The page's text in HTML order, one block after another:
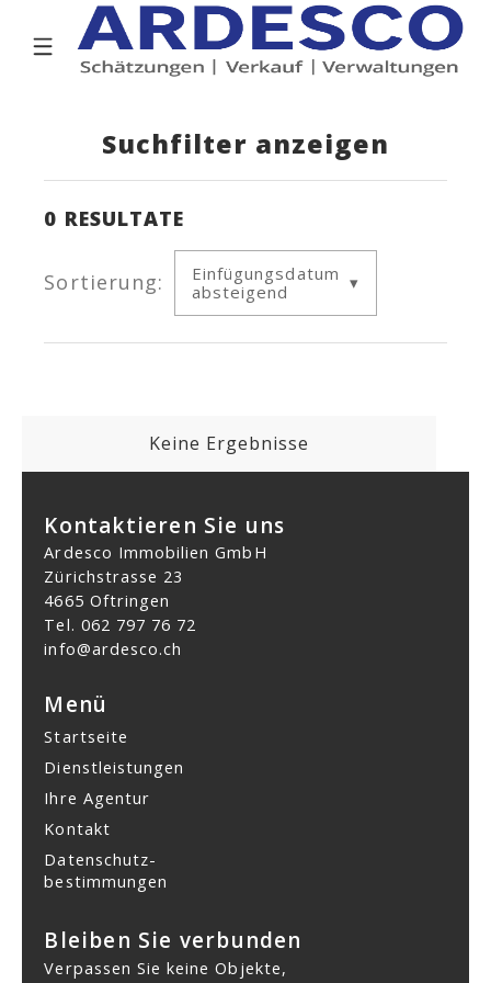
Suchfilter anzeigen
0 RESULTATE
Sortierung:
Einfügungsdatum
absteigend
Keine Ergebnisse
Kontaktieren Sie uns
Ardesco Immobilien GmbH
Zürichstrasse 23
4665 Oftringen
Tel. 062 797 76 72
info@ardesco.ch
Menü
Startseite
Dienstleistungen
Ihre Agentur
Kontakt
Datenschutz­
bestimmungen
Bleiben Sie verbunden
Verpassen Sie keine Objekte,